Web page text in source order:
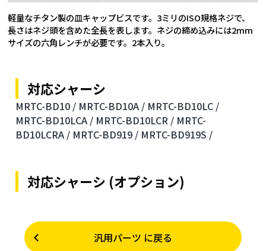
軽量なチタン製の皿キャップビスです。3ミリのISO規格ネジで、
長さはネジ頭を含めた全長を表します。ネジの締め込みには2mm
サイズの六角レンチが必要です。2本入り。
対応シャーシ
MRTC-BD10 / MRTC-BD10A / MRTC-BD10LC /
MRTC-BD10LCA / MRTC-BD10LCR / MRTC-
BD10LCRA / MRTC-BD919 / MRTC-BD919S /
対応シャーシ (オプション)
汎用パーツ に戻る